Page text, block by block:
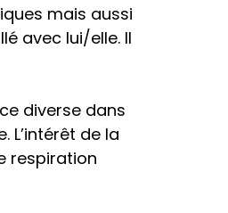
mais aussi
avec lui/elle. Il
diverse dans
de la
respiration